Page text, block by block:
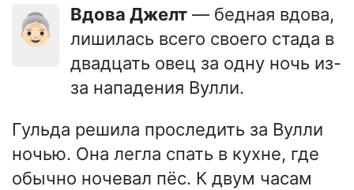
👵🏻 Вдова Джелт — бедная вдова,
лишилась всего своего стада в
двадцать овец за одну ночь из-
за нападения Вулли.
Гульда решила проследить за Вулли
ночью. Она легла спать в кухне, где
обычно ночевал пёс. К двум часам